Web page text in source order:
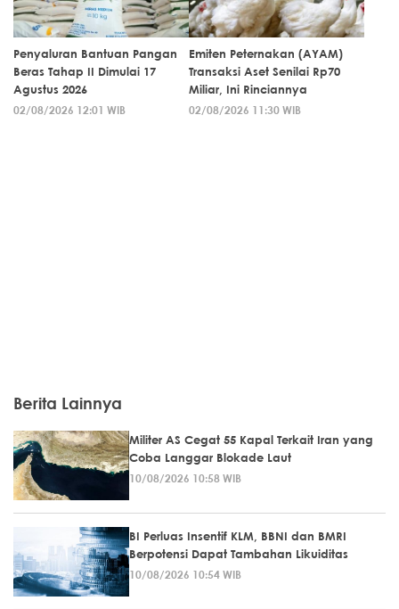
Penyaluran Bantuan Pangan
Beras Tahap II Dimulai 17
Agustus 2026
02/08/2026 12:01 WIB
Emiten Peternakan (AYAM)
Transaksi Aset Senilai Rp70
Miliar, Ini Rinciannya
02/08/2026 11:30 WIB
Berita Lainnya
Militer AS Cegat 55 Kapal Terkait Iran yang
Coba Langgar Blokade Laut
10/08/2026 10:58 WIB
BI Perluas Insentif KLM, BBNI dan BMRI
Berpotensi Dapat Tambahan Likuiditas
10/08/2026 10:54 WIB